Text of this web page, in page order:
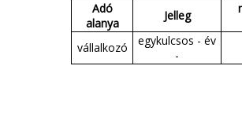
Adó
alanya
Jelleg
vállalkozó
egykulcsos - év
-